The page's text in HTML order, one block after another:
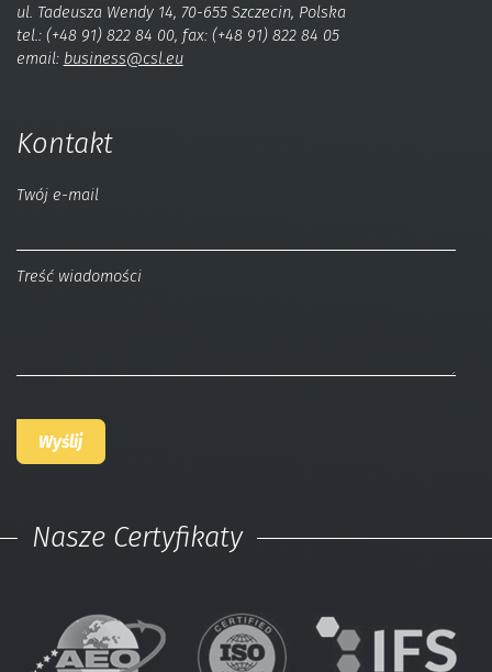
ul. Tadeusza Wendy 14, 70-655 Szczecin, Polska
tel.: (+48 91) 822 84 00, fax: (+48 91) 822 84 05
email: business@csl.eu
Kontakt
Twój e-mail
Treść wiadomości
Nasze Certyfikaty